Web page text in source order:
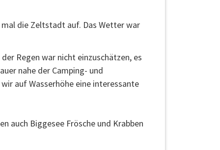
die Zeltstadt auf. Das Wetter war
Regen war nicht einzuschätzen, es
nahe der Camping- und
auf Wasserhöhe eine interessante
auch Biggesee Frösche und Krabben